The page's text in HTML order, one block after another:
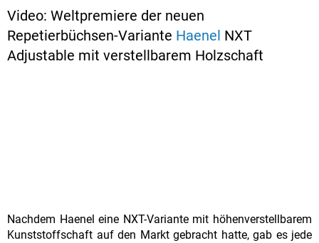
Video: Weltpremiere der neuen
Repetierbüchsen-Variante Haenel NXT
Adjustable mit verstellbarem Holzschaft
Nachdem Haenel eine NXT-Variante mit höhenverstellbarem
Kunststoffschaft auf den Markt gebracht hatte, gab es jede